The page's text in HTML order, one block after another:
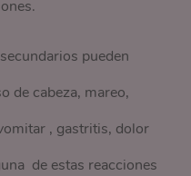
pueden
de cabeza, mareo,
, gastritis, dolor
de estas reacciones